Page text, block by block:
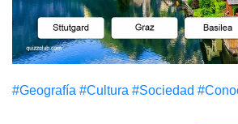
#Geografía #Cultura #Sociedad